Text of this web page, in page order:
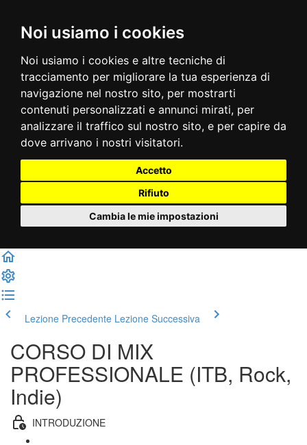
Noi usiamo i cookies
Noi usiamo i cookies e altre tecniche di
tracciamento per migliorare la tua esperienza di
navigazione nel nostro sito, per mostrarti
contenuti personalizzati e annunci mirati, per
analizzare il traffico sul nostro sito, e per capire da
dove arrivano i nostri visitatori.
Accetto
Rifiuto
Cambia le mie impostazioni
Lezione Precedente Lezione Successiva
CORSO DI MIX
PROFESSIONALE (ITB, Rock,
Indie)
INTRODUZIONE